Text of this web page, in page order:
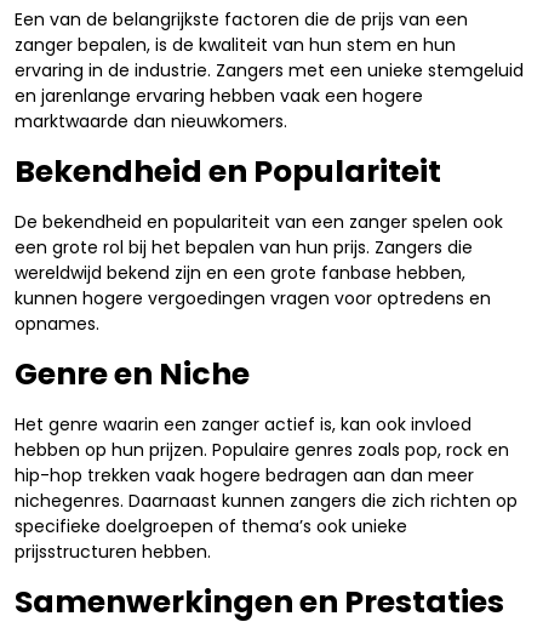
Een van de belangrijkste factoren die de prijs van een
zanger bepalen, is de kwaliteit van hun stem en hun
ervaring in de industrie. Zangers met een unieke stemgeluid
en jarenlange ervaring hebben vaak een hogere
marktwaarde dan nieuwkomers.
Bekendheid en Populariteit
De bekendheid en populariteit van een zanger spelen ook
een grote rol bij het bepalen van hun prijs. Zangers die
wereldwijd bekend zijn en een grote fanbase hebben,
kunnen hogere vergoedingen vragen voor optredens en
opnames.
Genre en Niche
Het genre waarin een zanger actief is, kan ook invloed
hebben op hun prijzen. Populaire genres zoals pop, rock en
hip-hop trekken vaak hogere bedragen aan dan meer
nichegenres. Daarnaast kunnen zangers die zich richten op
specifieke doelgroepen of thema’s ook unieke
prijsstructuren hebben.
Samenwerkingen en Prestaties